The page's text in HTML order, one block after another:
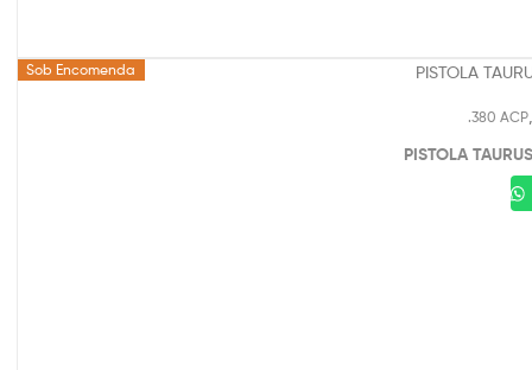
Sob Encomenda
.380 ACP
PISTOLA